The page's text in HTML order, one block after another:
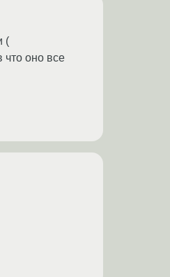
(
что оно все